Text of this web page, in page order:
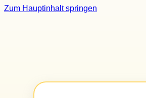
Zum Hauptinhalt springen